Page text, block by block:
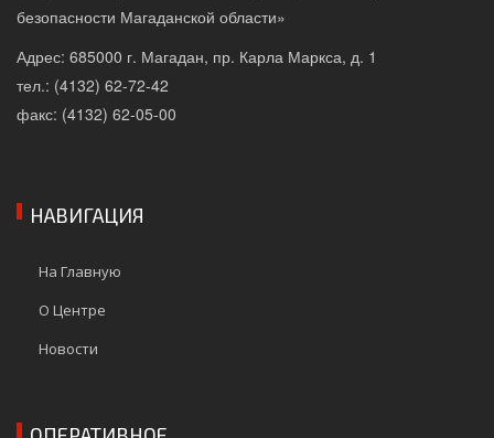
безопасности Магаданской области»
Адрес: 685000 г. Магадан, пр. Карла Маркса, д. 1
тел.: (4132) 62-72-42
факс: (4132) 62-05-00
НАВИГАЦИЯ
На Главную
О Центре
Новости